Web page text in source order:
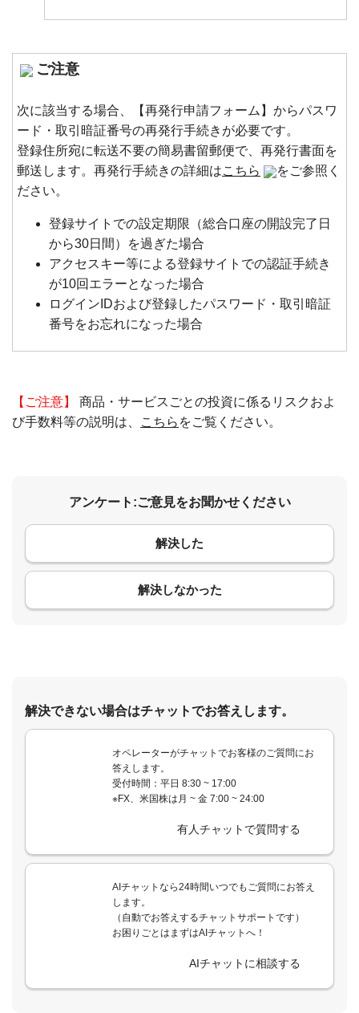
ご注意
次に該当する場合、【再発行申請フォーム】からパスワ
ード・取引暗証番号の再発行手続きが必要です。
登録住所宛に転送不要の簡易書留郵便で、再発行書面を
郵送します。再発行手続きの詳細はこちら
をご参照く
ださい。
登録サイトでの設定期限（総合口座の開設完了日
から30日間）を過ぎた場合
アクセスキー等による登録サイトでの認証手続き
が10回エラーとなった場合
ログインIDおよび登録したパスワード・取引暗証
番号をお忘れになった場合
【ご注意】
商品・サービスごとの投資に係るリスクおよ
び手数料等の説明は、
こちら をご覧ください。
アンケート:ご意見をお聞かせください
解決した
解決しなかった
コメント
解決できない場合はチャットでお答えします。
オペレーターがチャットでお客様のご質問にお
答えします。
受付時間：平日 8:30 ~ 17:00
※FX、米国株は月 ~ 金 7:00 ~ 24:00
有人チャットで質問する
AIチャットなら24時間いつでもご質問にお答え
します。
（自動でお答えするチャットサポートです）
お困りごとはまずはAIチャットへ！
AIチャットに相談する